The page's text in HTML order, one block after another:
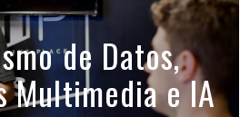
de Datos,
Multimedia e IA